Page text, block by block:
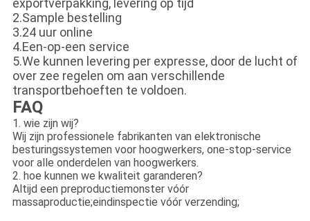
exportverpakking, levering op tijd
2.Sample bestelling
3.24 uur online
4.Een-op-een service
5.We kunnen levering per expresse, door de lucht of
over zee regelen om aan verschillende
transportbehoeften te voldoen.
FAQ
1. wie zijn wij?
Wij zijn professionele fabrikanten van elektronische
besturingssystemen voor hoogwerkers, one-stop-service
voor alle onderdelen van hoogwerkers.
2. hoe kunnen we kwaliteit garanderen?
Altijd een preproductiemonster vóór
massaproductie;eindinspectie vóór verzending;